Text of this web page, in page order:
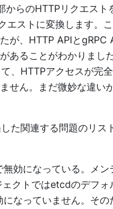
からのHTTPリクエスト
エストに変換します。
が、HTTP APIとgRPC
あることがわかりまし
、HTTPアクセスが完
せん。まだ微妙な違い
た関連する問題のリス
効になっている。メン
クトではetcdのデフォ
なっていません。その